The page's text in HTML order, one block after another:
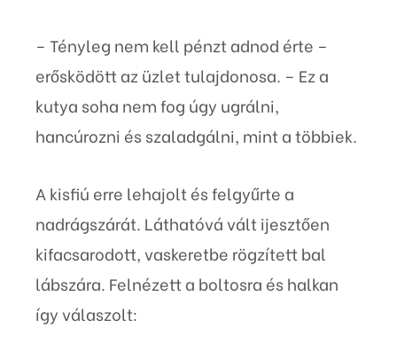
– Tényleg nem kell pénzt adnod érte –
erősködött az üzlet tulajdonosa. – Ez a
kutya soha nem fog úgy ugrálni,
hancúrozni és szaladgálni, mint a többiek.
A kisfiú erre lehajolt és felgyűrte a
nadrágszárát. Láthatóvá vált ijesztően
kifacsarodott, vaskeretbe rögzített bal
lábszára. Felnézett a boltosra és halkan
így válaszolt: